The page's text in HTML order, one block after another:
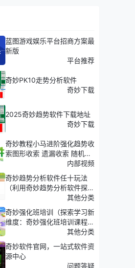
蓝图游戏娱乐平台招商方案最
新版
平台推荐
奇妙PK10走势分析软件
奇妙下载
2025奇妙趋势软件下载地址
奇妙下载
奇妙教程小马进阶强化趋势收
索图形收索 遗漏收索 随机收
内部视频
奇妙趋势分析软件任十玩法
（利用奇妙趋势分析软件探
索'任十玩法'的深度策略）
其他分类
奇妙强化班培训（探索学习新
维度：奇妙强化班培训课程介
其他分类
奇妙软件官网，一站式软件资
源中心
问题答疑